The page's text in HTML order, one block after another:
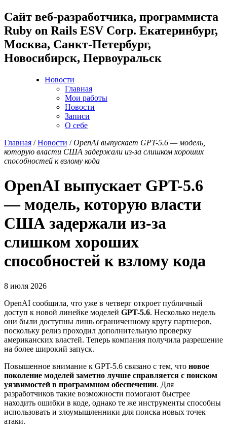
Cайт веб-разработчика, программиста
Ruby on Rails ESV Corp. Екатеринбург,
Москва, Санкт-Петербург,
Новосибирск, Первоуральск
Новости
Главная
Мои работы
Новости
Записи
О себе
Главная /Новости /OpenAI выпускает GPT-5.6 — модель,
которую власти США задержали из-за слишком хороших
способностей к взлому кода
OpenAI выпускает GPT-5.6
— модель, которую власти
США задержали из-за
слишком хороших
способностей к взлому кода
8 июля 2026
OpenAI сообщила, что уже в четверг откроет публичный
доступ к новой линейке моделей GPT-5.6. Несколько недель
они были доступны лишь ограниченному кругу партнеров,
поскольку релиз проходил дополнительную проверку
американских властей. Теперь компания получила разрешение
на более широкий запуск.
Повышенное внимание к GPT-5.6 связано с тем, что новое
поколение моделей заметно лучше справляется с поиском
уязвимостей в программном обеспечении. Для
разработчиков такие возможности помогают быстрее
находить ошибки в коде, однако те же инструменты способны
использовать и злоумышленники для поиска новых точек
атаки.